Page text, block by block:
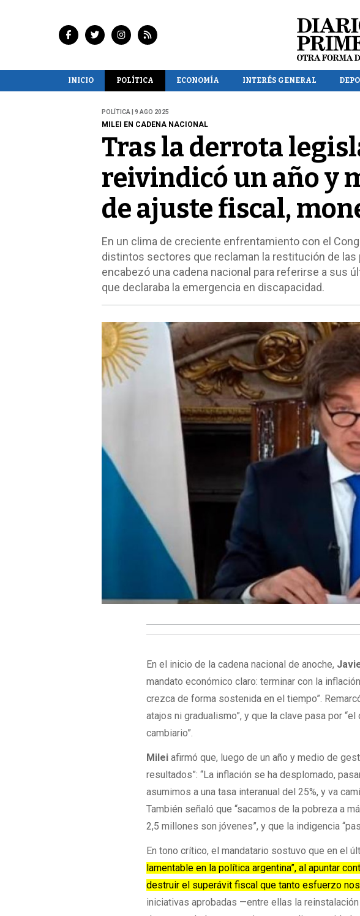
INICIO POLÍTICA ECONOMÍA INTERÉS GENERAL
POLÍTICA | 9 AGO 2025
MILEI EN CADENA NACIONAL
Tras la derrota
reivindicó un año y
de ajuste fiscal,
En un clima de creciente enfrentamiento con el
distintos sectores que reclaman la restitución de
encabezó una cadena nacional para referirse a sus
que declaraba la emergencia en discapacidad.
En el inicio de la cadena nacional de anoche,
mandato económico claro: terminar con la
crezca de forma sostenida en el tiempo”.
atajos ni gradualismo”, y que la clave pasa por
cambiario”.
Mileiafirmó que, luego de un año y medio de
resultados”: “La inflación se ha desplomado,
asumimos a una tasa interanual del 25%, y va
También señaló que “sacamos de la pobreza a
2,5 millones son jóvenes”, y que la indigencia
En tono crítico, el mandatario sostuvo que en el
lamentable en la política argentina”, al apuntar
destruir el superávit fiscal que tanto esfuerzo
iniciativas aprobadas —entre ellas la